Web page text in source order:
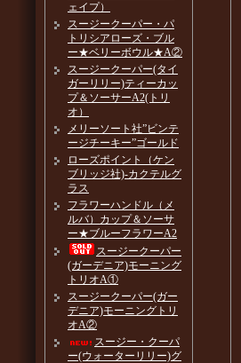
ェイプ）
スージークーパー・パ
トリシアローズ・ブル
ー★ベリーボウル★A②
スージークーパー(タイ
ガーリリー)ティーカッ
プ＆ソーサーA2(トリ
オ）
メリーソート社”ビンテ
ージチーキー”ゴールド
ローズポイント（ケン
ブリッジ社)-カクテルグ
ラス
フラワーハンドル（メ
ルバ）カップ＆ソーサ
ー★ブルーフラワーA2
スージークーパー
(ガーデニア)モーニング
トリオA①
スージークーパー(ガー
デニア)モーニングトリ
オA②
スージー・クーパ
ー(ウォーターリリー)グ